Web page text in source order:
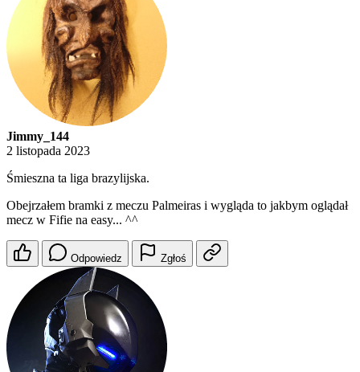
Jimmy_144
2 listopada 2023
Śmieszna ta liga brazylijska.
Obejrzałem bramki z meczu Palmeiras i wygląda to jakbym oglądał
mecz w Fifie na easy... ^^
Odpowiedz Zgłoś